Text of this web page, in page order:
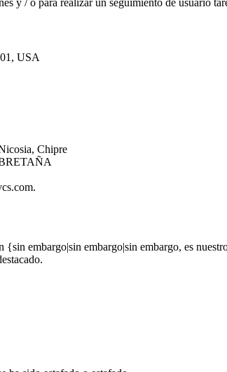
y / o para realizar un seguimiento de usuario
USA
Chipre
embargo|sin embargo|sin embargo, es